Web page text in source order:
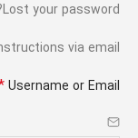
Lost your password?
via email.
Username or Email